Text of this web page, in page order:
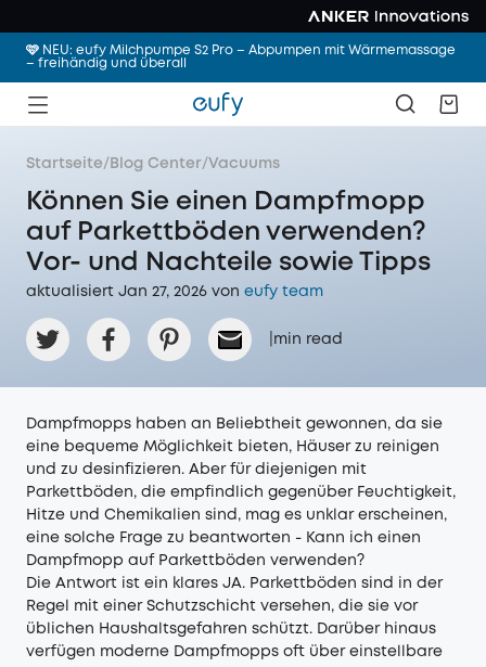
🩷 NEU: eufy Milchpumpe S2 Pro – Abpumpen mit Wärmemassage
– freihändig und überall
Startseite/ Blog Center/Vacuums
Können Sie einen Dampfmopp
auf Parkettböden verwenden?
Vor- und Nachteile sowie Tipps
aktualisiert Jan 27, 2026 von eufy team
min read
Dampfmopps haben an Beliebtheit gewonnen, da sie
eine bequeme Möglichkeit bieten, Häuser zu reinigen
und zu desinfizieren. Aber für diejenigen mit
Parkettböden, die empfindlich gegenüber Feuchtigkeit,
Hitze und Chemikalien sind, mag es unklar erscheinen,
eine solche Frage zu beantworten - Kann ich einen
Dampfmopp auf Parkettböden verwenden?
Die Antwort ist ein klares JA. Parkettböden sind in der
Regel mit einer Schutzschicht versehen, die sie vor
üblichen Haushaltsgefahren schützt. Darüber hinaus
verfügen moderne Dampfmopps oft über einstellbare